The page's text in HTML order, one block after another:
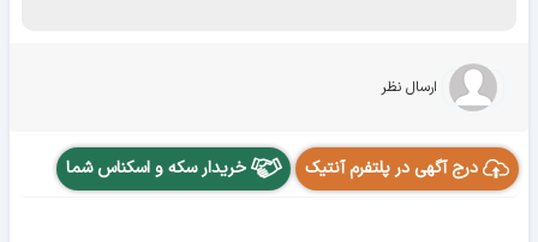
ارسال نظر
درج آگهی در پلتفرم آنتیک خریدار سکه و اسکناس شما